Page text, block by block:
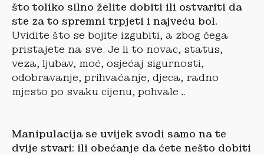
što toliko silno želite dobiti ili ostvariti da
ste za to spremni trpjeti i najveću bol.
Uvidite što se bojite izgubiti, a zbog čega
pristajete na sve. Je li to novac, status,
veza, ljubav, moć, osjećaj sigurnosti,
odobravanje, prihvaćanje, djeca, radno
mjesto po svaku cijenu, pohvale…
Manipulacija se uvijek svodi samo na te
dvije stvari: ili obećanje da ćete nešto dobiti